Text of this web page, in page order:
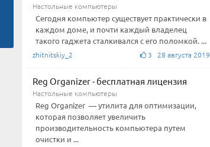
Настольные компьютеры
Сегодня компьютер существует практически в
каждом доме, и почти каждый владелец
такого гаджета сталкивался с его поломкой. ...
zhitnitskiy_2 3 28 августа 2019
Reg Organizer - бесплатная лицензия
Настольные компьютеры
Reg Organizer — утилита для оптимизации,
которая позволяет увеличить
производительность компьютера путем
очистки и ...